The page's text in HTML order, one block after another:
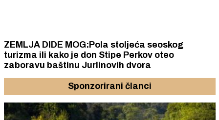
ZEMLJA DIDE MOG:Pola stoljeća seoskog
turizma ili kako je don Stipe Perkov oteo
zaboravu baštinu Jurlinovih dvora
Sponzorirani članci